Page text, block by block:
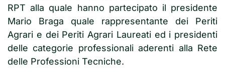
RPT alla quale hanno partecipato il presidente
Mario Braga quale rappresentante dei Periti
Agrari e dei Periti Agrari Laureati ed i presidenti
delle categorie professionali aderenti alla Rete
delle Professioni Tecniche.